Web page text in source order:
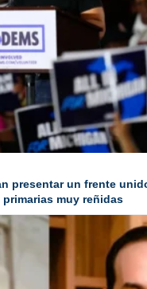
presentar un frente
muy reñidas